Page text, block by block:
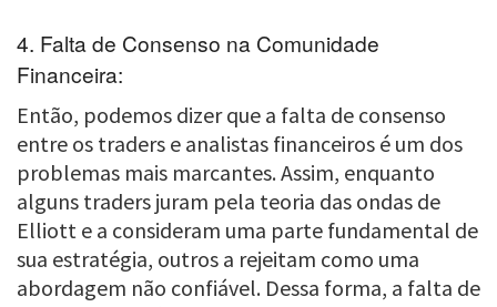
4. Falta de Consenso na Comunidade
Financeira:
Então, podemos dizer que a falta de consenso
entre os traders e analistas financeiros é um dos
problemas mais marcantes. Assim, enquanto
alguns traders juram pela teoria das ondas de
Elliott e a consideram uma parte fundamental de
sua estratégia, outros a rejeitam como uma
abordagem não confiável. Dessa forma, a falta de